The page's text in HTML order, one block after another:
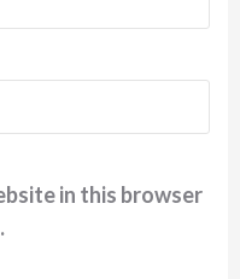
in this browser